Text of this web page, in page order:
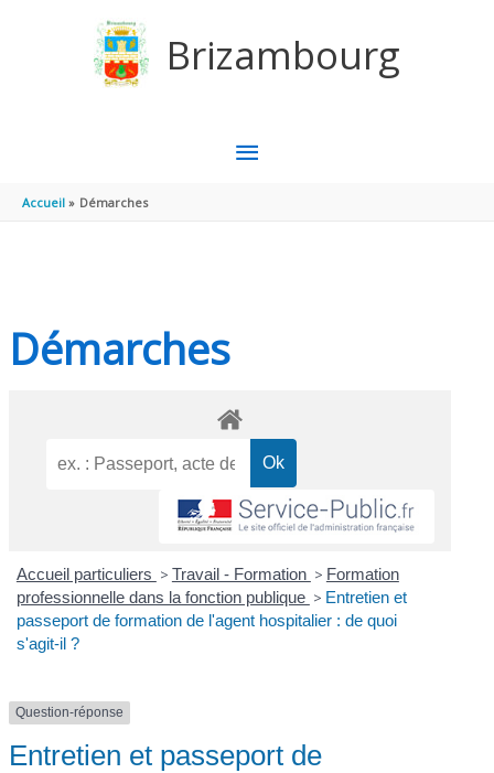
Brizambourg
MENU
Accueil Démarches
Démarches
Accueil particuliers > Travail - Formation > Formation
professionnelle dans la fonction publique > Entretien et
passeport de formation de l'agent hospitalier : de quoi
s'agit-il ?
Question-réponse
Entretien et passeport de